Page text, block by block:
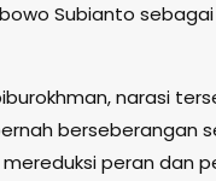
Subianto
narasi
berseberangan
peran dan